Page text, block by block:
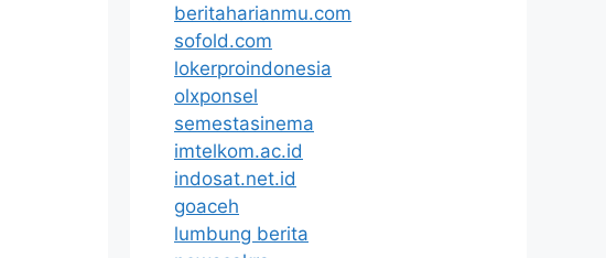
beritaharianmu.com
sofold.com
lokerproindonesia
olxponsel
semestasinema
imtelkom.ac.id
indosat.net.id
goaceh
lumbung berita